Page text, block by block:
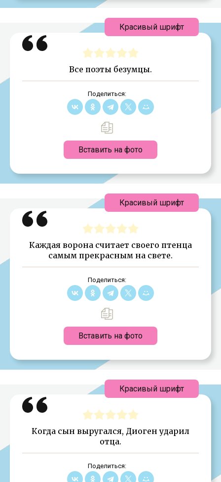
Все поэты безумцы.
Поделиться:
Вставить на фото
Красивый шрифт
Каждая ворона считает своего птенца
самым прекрасным на свете.
Поделиться:
Вставить на фото
Красивый шрифт
Когда сын выругался, Диоген ударил
отца.
Поделиться:
Красивый шрифт